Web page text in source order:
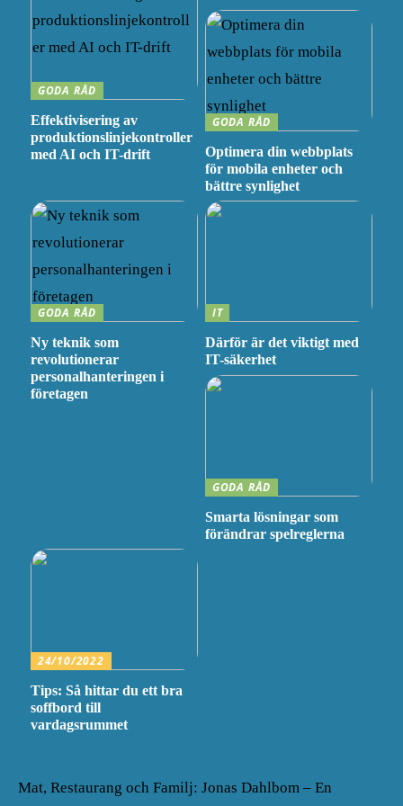
GODA RÅD
Effektivisering av
produktionslinjekontroller
med AI och IT-drift
GODA RÅD
Optimera din webbplats
för mobila enheter och
bättre synlighet
GODA RÅD
Ny teknik som
revolutionerar
personalhanteringen i
företagen
IT
Därför är det viktigt med
IT-säkerhet
GODA RÅD
Smarta lösningar som
förändrar spelreglerna
24/10/2022
Tips: Så hittar du ett bra
soffbord till
vardagsrummet
Mat, Restaurang och Familj: Jonas Dahlbom – En